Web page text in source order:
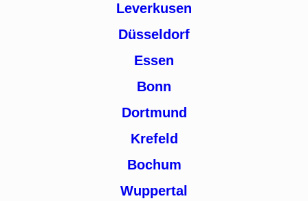
Leverkusen
Düsseldorf
Essen
Bonn
Dortmund
Krefeld
Bochum
Wuppertal